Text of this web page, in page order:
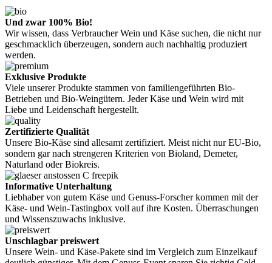
Und zwar 100% Bio!
Wir wissen, dass Verbraucher Wein und Käse suchen, die nicht nur
geschmacklich überzeugen, sondern auch nachhaltig produziert
werden.
Exklusive Produkte
Viele unserer Produkte stammen von familiengeführten Bio-
Betrieben und Bio-Weingütern. Jeder Käse und Wein wird mit
Liebe und Leidenschaft hergestellt.
Zertifizierte Qualität
Unsere Bio-Käse sind allesamt zertifiziert. Meist nicht nur EU-Bio,
sondern gar nach strengeren Kriterien von Bioland, Demeter,
Naturland oder Biokreis.
Informative Unterhaltung
Liebhaber von gutem Käse und Genuss-Forscher kommen mit der
Käse- und Wein-Tastingbox voll auf ihre Kosten. Überraschungen
und Wissenszuwachs inklusive.
Unschlagbar preiswert
Unsere Wein- und Käse-Pakete sind im Vergleich zum Einzelkauf